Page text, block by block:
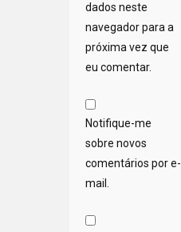
dados neste
navegador para a
próxima vez que
eu comentar.
Notifique-me
sobre novos
comentários por e-
mail.